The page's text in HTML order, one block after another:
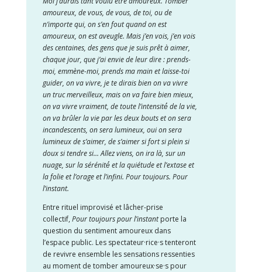
amoureux, de vous, de vous, de toi, ou de
n’importe qui, on s’en fout quand on est
amoureux, on est aveugle. Mais j’en vois, j’en vois
des centaines, des gens que je suis prêt à aimer,
chaque jour, que j’ai envie de leur dire : prends-
moi, emmène-moi, prends ma main et laisse-toi
guider, on va vivre, je te dirais bien on va vivre
un truc merveilleux, mais on va faire bien mieux,
on va vivre vraiment, de toute l’intensité́ de la vie,
on va brûler la vie par les deux bouts et on sera
incandescents, on sera lumineux, oui on sera
lumineux de s’aimer, de s’aimer si fort si plein si
doux si tendre si… Allez viens, on ira là, sur un
nuage, sur la sérénité́ et la quiétude et l’extase et
la folie et l’orage et l’infini. Pour toujours. Pour
l’instant.
Entre rituel improvisé et lâcher-prise
collectif, Pour toujours pour l’instantporte la
question du sentiment amoureux dans
l’espace public. Les spectateur·rice·s tenteront
de revivre ensemble les sensations ressenties
au moment de tomber amoureux·se·s pour